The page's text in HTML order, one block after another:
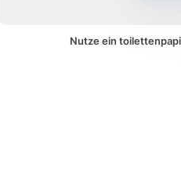
Nutze ein